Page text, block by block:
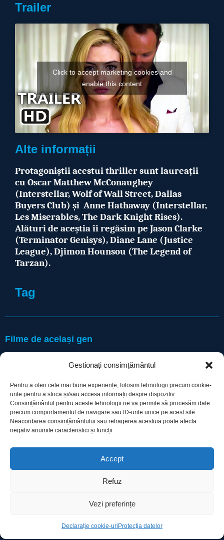
Gestionați consimțământul
Pentru a oferi cele mai bune experiențe, folosim tehnologii precum cookie-
urile pentru a stoca și/sau accesa informații despre dispozitiv.
Consimțământul pentru aceste tehnologii ne va permite să procesăm date
precum comportamentul de navigare sau ID-urile unice pe acest site.
Neacordarea consimțământului sau retragerea acestuia poate afecta
negativ anumite caracteristici și funcții.
Accept
Refuz
Vezi preferințe
Declarație cookie-uri Protecția datelor
Trailer
Click to accept marketing cookies and
enable this content
Alte informații
Protagoniștii acestui thriller sunt laureații
cu Oscar Matthew McConaughey
(Interstellar, Wolf of Wall Street, Dallas
Buyers Club) și Anne Hathaway (Interstellar,
Les Miserables, The Dark Knight Rises).
Alături de aceștia îi regăsim pe Jason Clarke
(Terminator Genisys), Diane Lane (Justice
League), Djimon Hounsou (The Legend of
Tarzan).
Tag
Filme de același gen
Utile
Declarație cookie-uri
Contact
Ro Image SRL